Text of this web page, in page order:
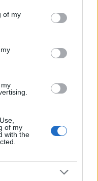
You may click to
its third-party tags to
in below Google
of my
of my
with the
de Tarnished, van
tegenover de
Knight met
binnenplaats van
meer informatie en